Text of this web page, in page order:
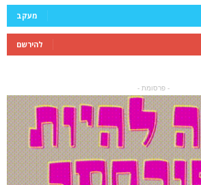
מעקב
להירשם
- פרסומת -